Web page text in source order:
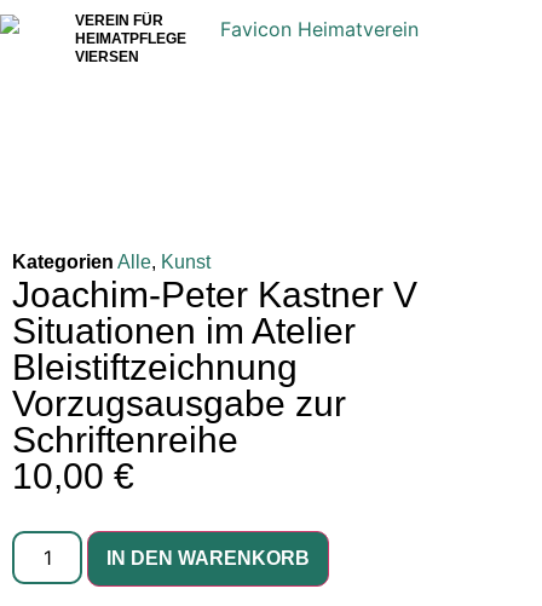
VEREIN FÜR
HEIMATPFLEGE
VIERSEN
Kategorien Alle, Kunst
Joachim-Peter Kastner V
Situationen im Atelier
Bleistiftzeichnung
Vorzugsausgabe zur
Schriftenreihe
10,00 €
IN DEN WARENKORB